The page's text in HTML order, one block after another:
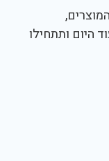
היום ותתחילו